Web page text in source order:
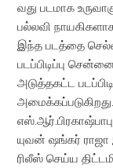
வது படமாக
பல்லவி
இந்த படத்தை
படப்பிடிப்பு
அடுத்தகட்ட
யுவன் ஷங்கர்
ரிலீஸ் செய்ய